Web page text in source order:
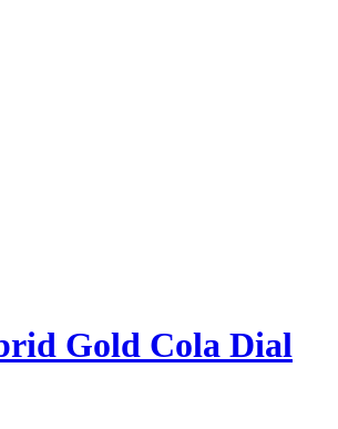
Gold Cola Dial